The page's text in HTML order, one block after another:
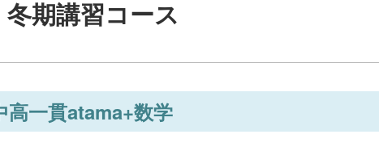
冬期講習コース
高一貫atama+数学